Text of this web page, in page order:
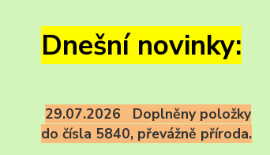
Dnešní novinky:
29.07.2026 Doplněny položky
do čísla 5840, převážně příroda.